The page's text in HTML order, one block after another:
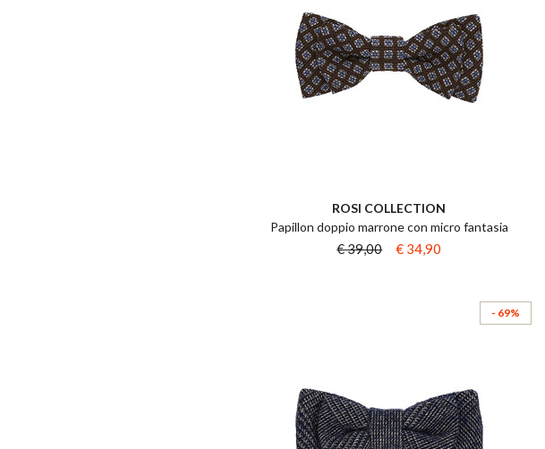
ROSI COLLECTION
Papillon doppio marrone con micro fantasia
€ 39,00 € 34,90
- 69%